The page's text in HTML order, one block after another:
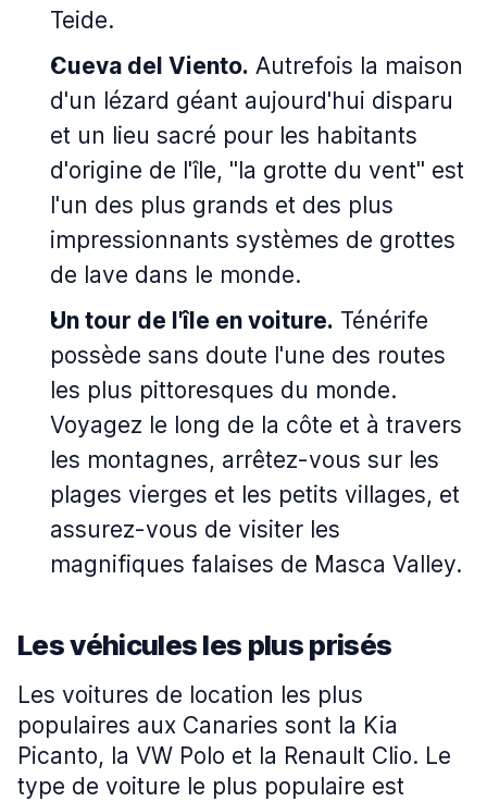
Teide.
Cueva del Viento. Autrefois la maison
d'un lézard géant aujourd'hui disparu
et un lieu sacré pour les habitants
d'origine de l'île, "la grotte du vent" est
l'un des plus grands et des plus
impressionnants systèmes de grottes
de lave dans le monde.
Un tour de l'île en voiture. Ténérife
possède sans doute l'une des routes
les plus pittoresques du monde.
Voyagez le long de la côte et à travers
les montagnes, arrêtez-vous sur les
plages vierges et les petits villages, et
assurez-vous de visiter les
magnifiques falaises de Masca Valley.
Les véhicules les plus prisés
Les voitures de location les plus
populaires aux Canaries sont la Kia
Picanto, la VW Polo et la Renault Clio. Le
type de voiture le plus populaire est